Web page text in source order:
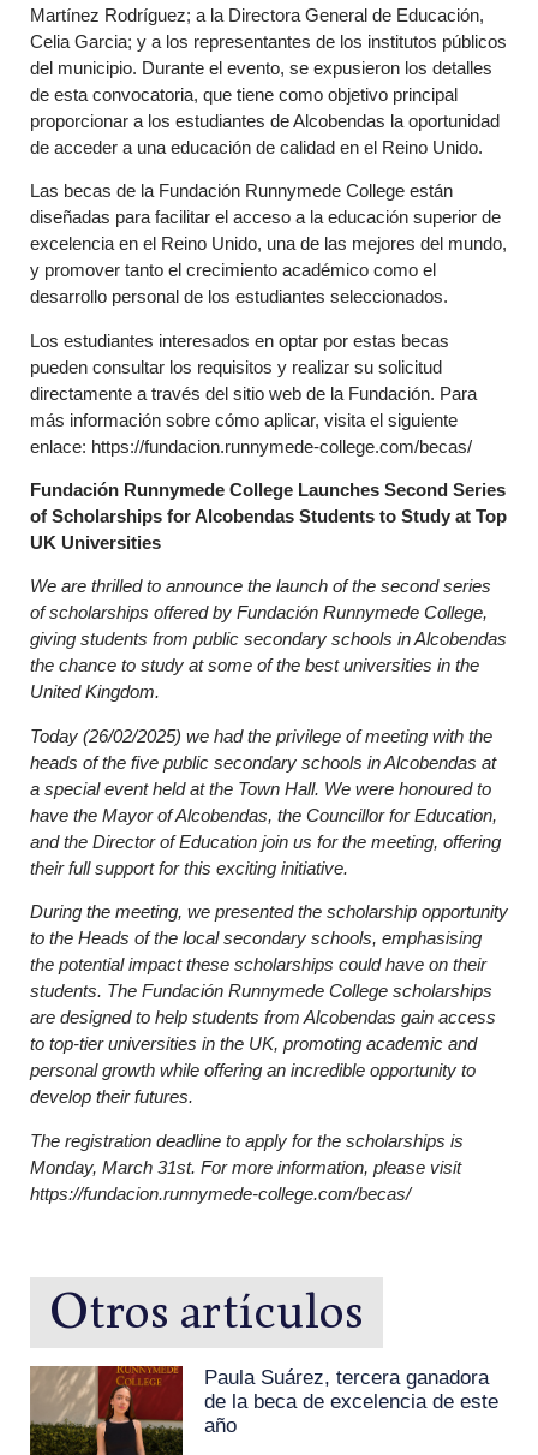
Martínez Rodríguez; a la Directora General de Educación,
Celia Garcia; y a los representantes de los institutos públicos
del municipio. Durante el evento, se expusieron los detalles
de esta convocatoria, que tiene como objetivo principal
proporcionar a los estudiantes de Alcobendas la oportunidad
de acceder a una educación de calidad en el Reino Unido.
Las becas de la Fundación Runnymede College están
diseñadas para facilitar el acceso a la educación superior de
excelencia en el Reino Unido, una de las mejores del mundo,
y promover tanto el crecimiento académico como el
desarrollo personal de los estudiantes seleccionados.
Los estudiantes interesados en optar por estas becas
pueden consultar los requisitos y realizar su solicitud
directamente a través del sitio web de la Fundación. Para
más información sobre cómo aplicar, visita el siguiente
enlace: https://fundacion.runnymede-college.com/becas/
Fundación Runnymede College Launches Second Series
of Scholarships for Alcobendas Students to Study at Top
UK Universities
We are thrilled to announce the launch of the second series
of scholarships offered by Fundación Runnymede College,
giving students from public secondary schools in Alcobendas
the chance to study at some of the best universities in the
United Kingdom.
Today (26/02/2025) we had the privilege of meeting with the
heads of the five public secondary schools in Alcobendas at
a special event held at the Town Hall. We were honoured to
have the Mayor of Alcobendas, the Councillor for Education,
and the Director of Education join us for the meeting, offering
their full support for this exciting initiative.
During the meeting, we presented the scholarship opportunity
to the Heads of the local secondary schools, emphasising
the potential impact these scholarships could have on their
students. The Fundación Runnymede College scholarships
are designed to help students from Alcobendas gain access
to top-tier universities in the UK, promoting academic and
personal growth while offering an incredible opportunity to
develop their futures.
The registration deadline to apply for the scholarships is
Monday, March 31st. For more information, please visit
https://fundacion.runnymede-college.com/becas/
Otros artículos
Paula Suárez, tercera ganadora
de la beca de excelencia de este
año